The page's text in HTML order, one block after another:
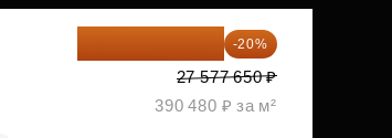
-20%
27 577 650 ₽
390 480 ₽ за м²